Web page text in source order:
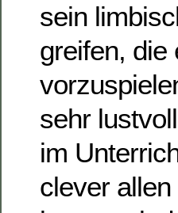
sein
greifen, die
sehr
im
clever